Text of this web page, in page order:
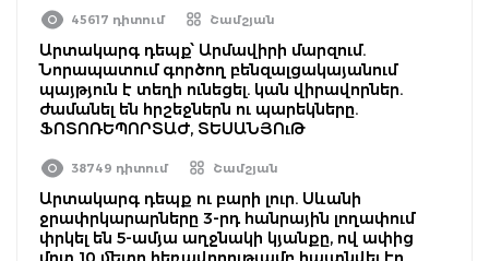
45617 դիտում Շամշյան
Արտակարգ դեպք՝ Արմավիրի մարզում.
Նորապատում գործող բենզալցակայանում
պայթյուն է տեղի ունեցել. կան վիրավորներ.
ժամանել են հրշեջներն ու պարեկները.
ՖՈՏՈՌԵՊՈՐՏԱԺ, ՏԵՍԱՆՅՈւԹ
38749 դիտում Շամշյան
Արտակարգ դեպք ու բարի լուր. Սևանի
ջրափրկարարները 3-րդ հանրային լողափում
փրկել են 5-ամյա աղջնակի կյանքը, ով ափից